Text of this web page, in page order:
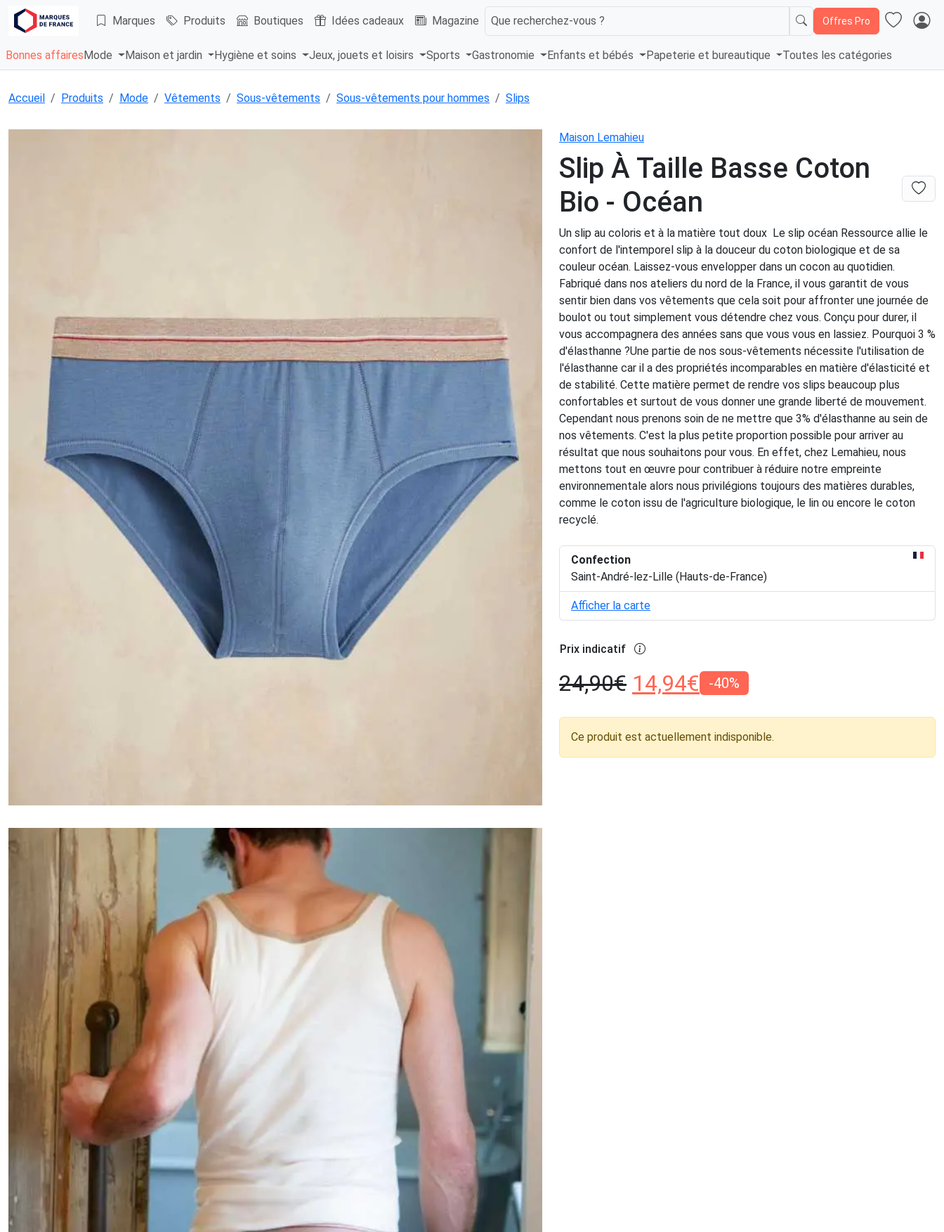
Marques Produits Boutiques Idées cadeaux Magazine Que recherchez-vous ? Offres Pro
Bonnes affaires Mode Maison et jardin Hygiène et soins Jeux, jouets et loisirs Sports Gastronomie Enfants et bébés Papeterie et bureautique Toutes les catégories
Accueil Produits Mode Vêtements Sous-vêtements Sous-vêtements pour hommes Slips
Maison Lemahieu
Slip À Taille Basse Coton
Bio - Océan
Un slip au coloris et à la matière tout doux Le slip océan Ressource allie le
confort de l'intemporel slip à la douceur du coton biologique et de sa
couleur océan. Laissez-vous envelopper dans un cocon au quotidien.
Fabriqué dans nos ateliers du nord de la France, il vous garantit de vous
sentir bien dans vos vêtements que cela soit pour affronter une journée de
boulot ou tout simplement vous détendre chez vous. Conçu pour durer, il
vous accompagnera des années sans que vous vous en lassiez. Pourquoi 3 %
d'élasthanne ?Une partie de nos sous-vêtements nécessite l'utilisation de
l'élasthanne car il a des propriétés incomparables en matière d'élasticité et
de stabilité. Cette matière permet de rendre vos slips beaucoup plus
confortables et surtout de vous donner une grande liberté de mouvement.
Cependant nous prenons soin de ne mettre que 3% d'élasthanne au sein de
nos vêtements. C'est la plus petite proportion possible pour arriver au
résultat que nous souhaitons pour vous. En effet, chez Lemahieu, nous
mettons tout en œuvre pour contribuer à réduire notre empreinte
environnementale alors nous privilégions toujours des matières durables,
comme le coton issu de l'agriculture biologique, le lin ou encore le coton
recyclé.
Confection
Saint-André-lez-Lille (Hauts-de-France)
Afficher la carte
Prix indicatif
24,90€ 14,94€ -40%
Ce produit est actuellement indisponible.